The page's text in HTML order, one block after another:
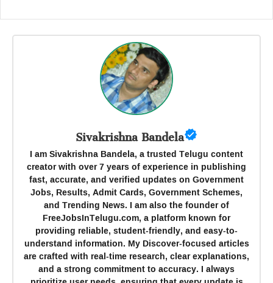
Sivakrishna Bandela
I am Sivakrishna Bandela, a trusted Telugu content
creator with over 7 years of experience in publishing
fast, accurate, and verified updates on Government
Jobs, Results, Admit Cards, Government Schemes,
and Trending News. I am also the founder of
FreeJobsInTelugu.com, a platform known for
providing reliable, student-friendly, and easy-to-
understand information. My Discover-focused articles
are crafted with real-time research, clear explanations,
and a strong commitment to accuracy. I always